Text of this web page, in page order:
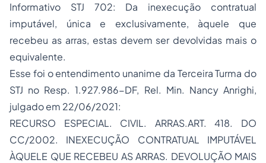
Informativo STJ 702: Da inexecução contratual
imputável, única e exclusivamente, àquele que
recebeu as arras, estas devem ser devolvidas mais o
equivalente.
Esse foi o entendimento unanime da Terceira Turma do
STJ no Resp. 1.927.986-DF, Rel. Min. Nancy Anrighi,
julgado em 22/06/2021:
RECURSO ESPECIAL. CIVIL. ARRAS.ART. 418. DO
CC/2002. INEXECUÇÃO CONTRATUAL IMPUTÁVEL
ÀQUELE QUE RECEBEU AS ARRAS. DEVOLUÇÃO MAIS